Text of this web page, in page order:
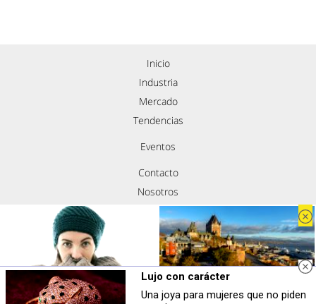
Inicio
Industria
Mercado
Tendencias
Eventos
Contacto
Nosotros
Política de privacidad
Aviso legal
Política de cookies
Síguenos
Esto explica el frío Dónde viajar en 2026
Lujo con carácter
Una joya para mujeres que no piden